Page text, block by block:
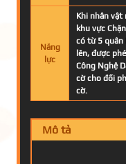
Năng
lực
Khi nhân vật
khu vực
có từ 5 quân
lên, được
Công Nghệ
cờ cho đối
cờ.
Mô tả